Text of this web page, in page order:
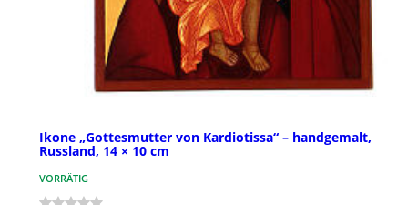
Ikone „Gottesmutter von Kardiotissa“ – handgemalt,
Russland, 14 × 10 cm
VORRÄTIG